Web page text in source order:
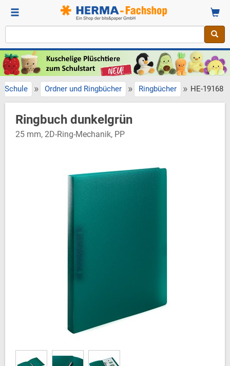
Schule » Ordner und Ringbücher » Ringbücher » HE-19168
Ringbuch dunkelgrün
25 mm, 2D-Ring-Mechanik, PP